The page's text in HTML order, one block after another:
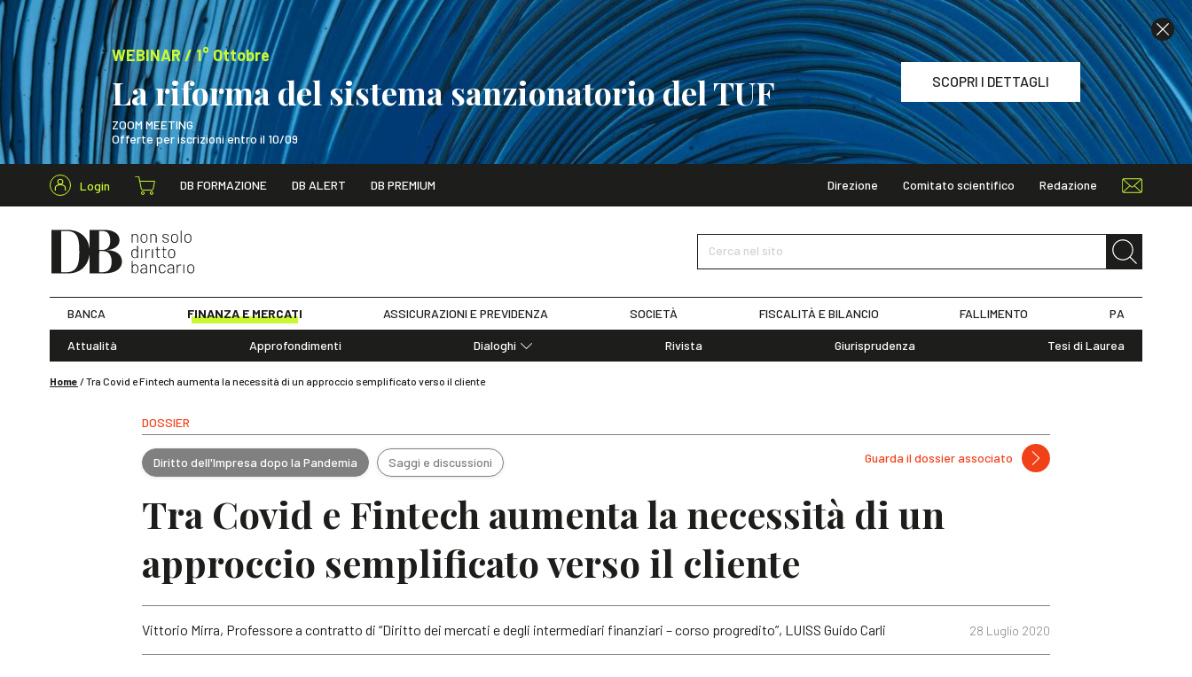
WEBINAR / 1° Ottobre
La riforma del sistema sanzionatorio del TUF
ZOOM MEETING
Offerte per iscrizioni entro il 10/09
SCOPRI I DETTAGLI
WEBINAR / 1° Ottobre
Login DB FORMAZIONE DB ALERT DB PREMIUM Direzione Comitato scientifico Redazione
Cerca nel sito
BANCA FINANZA E MERCATI ASSICURAZIONI E PREVIDENZA SOCIETÀ FISCALITÀ E BILANCIO FALLIMENTO PA
Attualità Approfondimenti
Dialoghi
Rivista Giurisprudenza Tesi di Laurea
Home /Tra Covid e Fintech aumenta la necessità di un approccio semplificato verso il cliente
DOSSIER
Guarda il dossier associato
Diritto dell'Impresa dopo la Pandemia Saggi e discussioni
Tra Covid e Fintech aumenta la necessità di un
approccio semplificato verso il cliente
28 Luglio 2020
Vittorio Mirra, Professore a contratto di “Diritto dei mercati e degli intermediari finanziari – corso progredito”, LUISS Guido Carli